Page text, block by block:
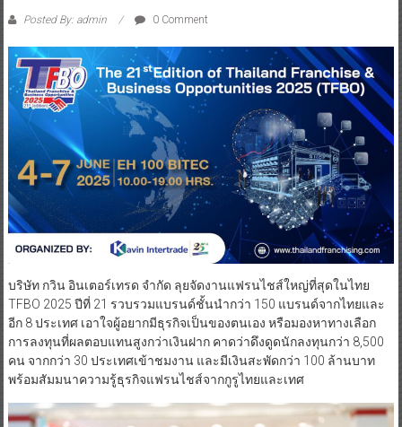
Posted By: admin 0 Comment
บริษัท กวิน อินเตอร์เทรด จำกัด ลุยจัดงานแฟรนไชส์ใหญ่ที่สุดในไทย
TFBO 2025 ปีที่ 21 รวบรวมแบรนด์ชั้นนำกว่า 150 แบรนด์จากไทยและ
อีก 8 ประเทศ เอาใจผู้อยากมีธุรกิจเป็นของตนเอง หรือมองหาทางเลือก
การลงทุนที่ผลตอบแทนสูงกว่าเงินฝาก คาดว่าดึงดูดนักลงทุนกว่า 8,500
คน จากกว่า 30 ประเทศเข้าชมงาน และมีเงินสะพัดกว่า 100 ล้านบาท
พร้อมสัมมนาความรู้ธุรกิจแฟรนไชส์จากกูรูไทยและเทศ